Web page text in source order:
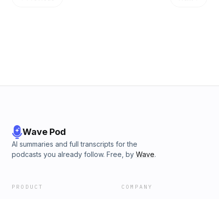
Wave Pod
AI summaries and full transcripts for the
podcasts you already follow. Free, by Wave.
PRODUCT COMPANY